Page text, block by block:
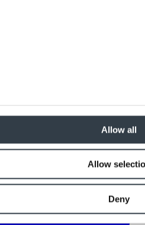
Allow all
Allow
Deny